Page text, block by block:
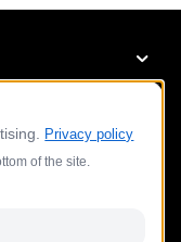
Privacy policy
of the site.